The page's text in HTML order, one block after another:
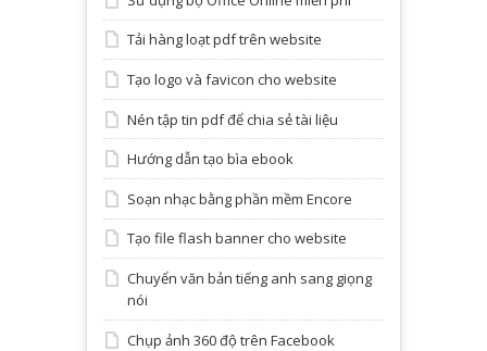
Tải hàng loạt pdf trên website
Tạo logo và favicon cho website
Nén tập tin pdf để chia sẻ tài liệu
Hướng dẫn tạo bìa ebook
Soạn nhạc bằng phần mềm Encore
Tạo file flash banner cho website
Chuyển văn bản tiếng anh sang giọng
nói
Chụp ảnh 360 độ trên Facebook